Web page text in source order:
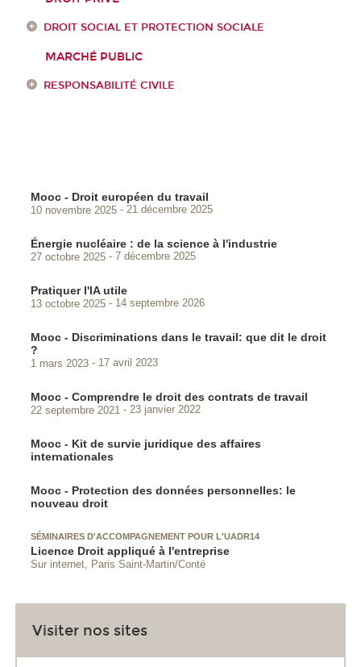
DROIT SOCIAL ET PROTECTION SOCIALE
MARCHÉ PUBLIC
RESPONSABILITÉ CIVILE
Mooc - Droit européen du travail
10 novembre 2025 21 décembre 2025
Énergie nucléaire : de la science à l'industrie
27 octobre 2025 7 décembre 2025
Pratiquer l'IA utile
13 octobre 2025 14 septembre 2026
Mooc - Discriminations dans le travail: que dit le droit
?
1 mars 2023 17 avril 2023
Mooc - Comprendre le droit des contrats de travail
22 septembre 2021 23 janvier 2022
Mooc - Kit de survie juridique des affaires
internationales
Mooc - Protection des données personnelles: le
nouveau droit
SÉMINAIRES D'ACCOMPAGNEMENT POUR L'UADR14
Licence Droit appliqué à l'entreprise
Sur internet, Paris Saint-Martin/Conté
Visiter nos sites